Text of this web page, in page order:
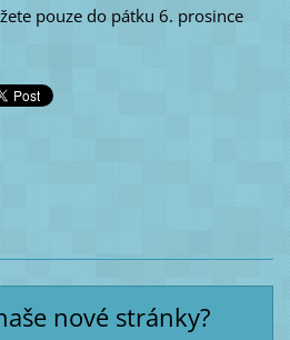
pouze do pátku 6. prosince
nové stránky?